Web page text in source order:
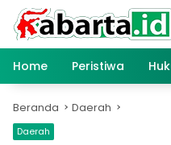
Langsung
konten
Home
Peristiwa
Beranda Daerah
Daerah